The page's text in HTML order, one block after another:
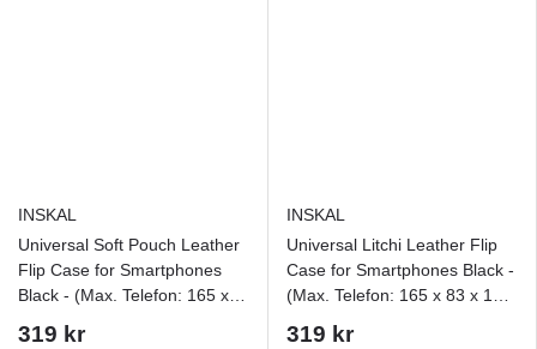
INSKAL
Universal Soft Pouch Leather
Flip Case for Smartphones
Black - (Max. Telefon: 165 x
83 x 18 mm)
319 kr
INSKAL
Universal Litchi Leather Flip
Case for Smartphones Black -
(Max. Telefon: 165 x 83 x 18
319 kr